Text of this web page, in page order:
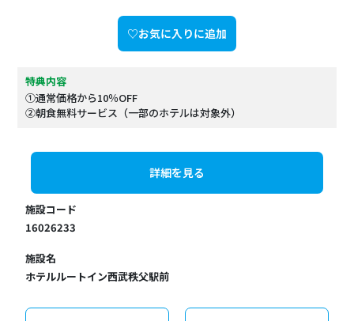
♡お気に入りに追加
特典内容
①通常価格から10％OFF
②朝食無料サービス（一部のホテルは対象外）
詳細を見る
施設コード
16026233
施設名
ホテルルートイン西武秩父駅前